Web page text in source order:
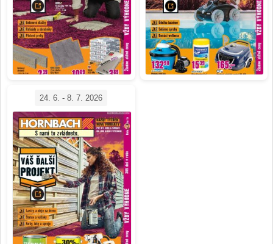
24. 6. - 8. 7. 2026